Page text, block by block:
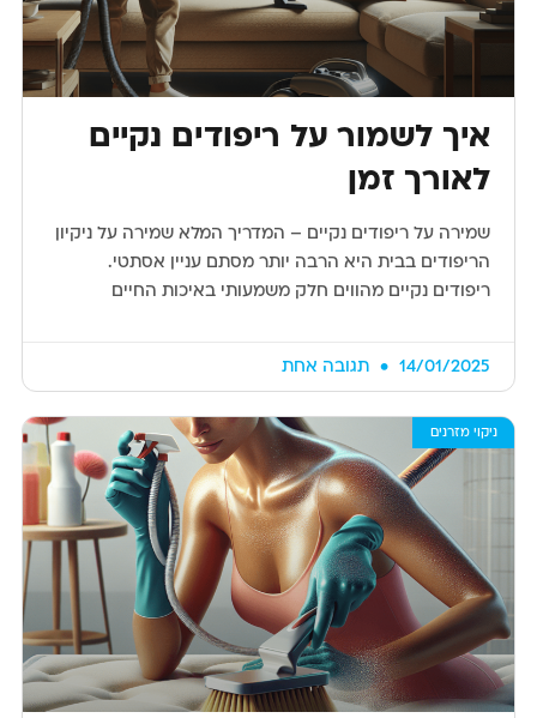
איך לשמור על ריפודים נקיים
לאורך זמן
שמירה על ריפודים נקיים – המדריך המלא שמירה על ניקיון
הריפודים בבית היא הרבה יותר מסתם עניין אסתטי.
ריפודים נקיים מהווים חלק משמעותי באיכות החיים
14/01/2025 תגובה אחת
ניקוי מזרנים